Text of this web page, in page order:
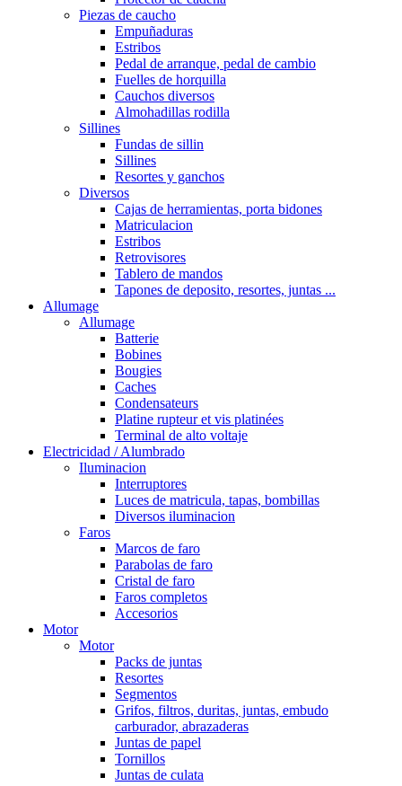
Piezas de caucho
Empuñaduras
Estribos
Pedal de arranque, pedal de cambio
Fuelles de horquilla
Cauchos diversos
Almohadillas rodilla
Sillines
Fundas de sillin
Sillines
Resortes y ganchos
Diversos
Cajas de herramientas, porta bidones
Matriculacion
Estribos
Retrovisores
Tablero de mandos
Tapones de deposito, resortes, juntas ...
Allumage
Allumage
Batterie
Bobines
Bougies
Caches
Condensateurs
Platine rupteur et vis platinées
Terminal de alto voltaje
Electricidad / Alumbrado
Iluminacion
Interruptores
Luces de matricula, tapas, bombillas
Diversos iluminacion
Faros
Marcos de faro
Parabolas de faro
Cristal de faro
Faros completos
Accesorios
Motor
Motor
Packs de juntas
Resortes
Segmentos
Grifos, filtros, duritas, juntas, embudo
carburador, abrazaderas
Juntas de papel
Tornillos
Juntas de culata